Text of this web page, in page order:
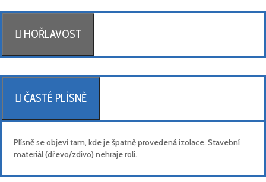
HOŘLAVOST
ČASTÉ PLÍSNĚ
Plísně se objeví tam, kde je špatně provedená izolace. Stavební
materiál (dřevo/zdivo) nehraje roli.